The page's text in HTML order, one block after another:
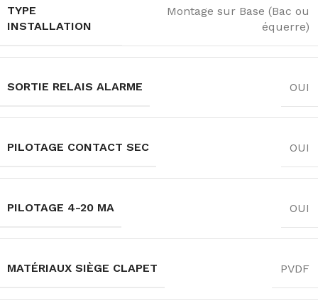
TYPE
INSTALLATION
Montage sur Base (Bac ou
équerre)
SORTIE RELAIS ALARME OUI
PILOTAGE CONTACT SEC OUI
PILOTAGE 4-20 MA OUI
MATÉRIAUX SIÈGE CLAPET PVDF